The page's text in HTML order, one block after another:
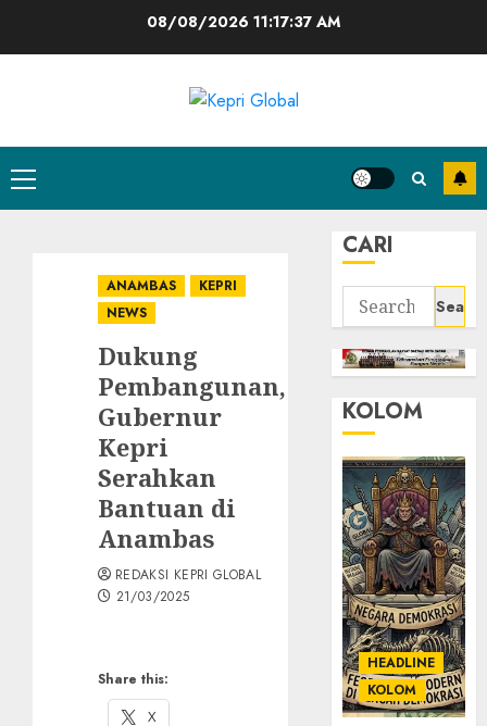
08/08/2026 11:17:38 AM
Primary
Menu
ANAMBAS
KEPRI
NEWS
Dukung
Pembangunan,
Gubernur
Kepri
Serahkan
Bantuan di
Anambas
Share this:
X
REDAKSI KEPRI GLOBAL
21/03/2025
CARI
Search
for:
KOLOM
HEADLINE
KOLOM